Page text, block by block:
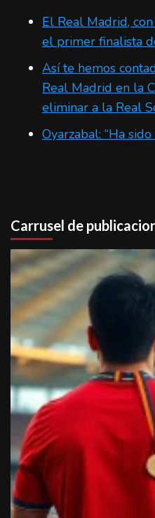
El Real Madrid,
el primer finalista
Así te hemos
Real Madrid en la
eliminar a la Real
Oyarzabal: “Ha
Carrusel de